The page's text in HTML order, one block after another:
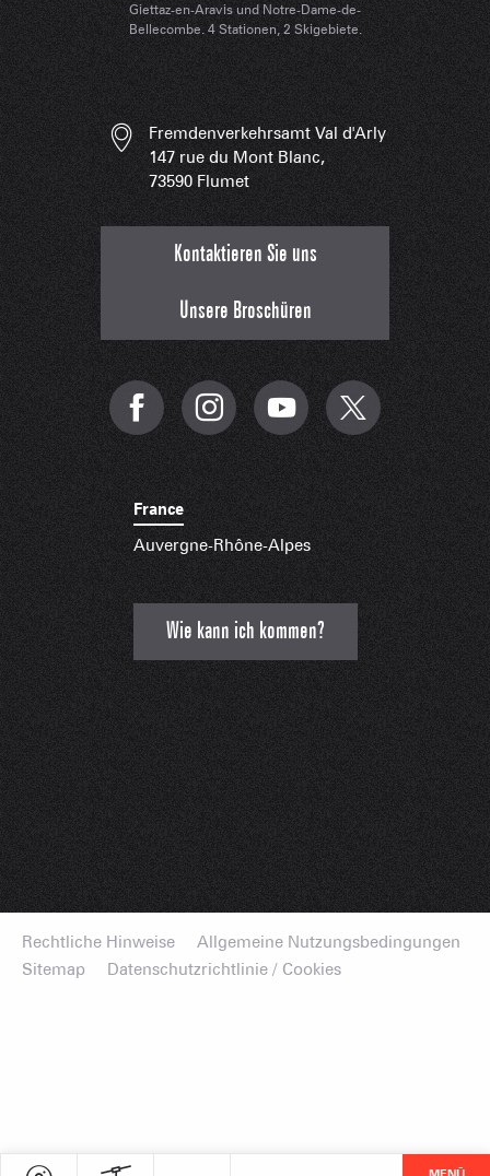
Giettaz-en-Aravis und Notre-Dame-de-
Bellecombe. 4 Stationen, 2 Skigebiete.
Fremdenverkehrsamt Val d'Arly
147 rue du Mont Blanc,
73590 Flumet
Kontaktieren Sie uns
Unsere Broschüren
France
Auvergne-Rhône-Alpes
Wie kann ich kommen?
Rechtliche Hinweise
Allgemeine Nutzungsbedingungen
Sitemap
Datenschutzrichtlinie / Cookies